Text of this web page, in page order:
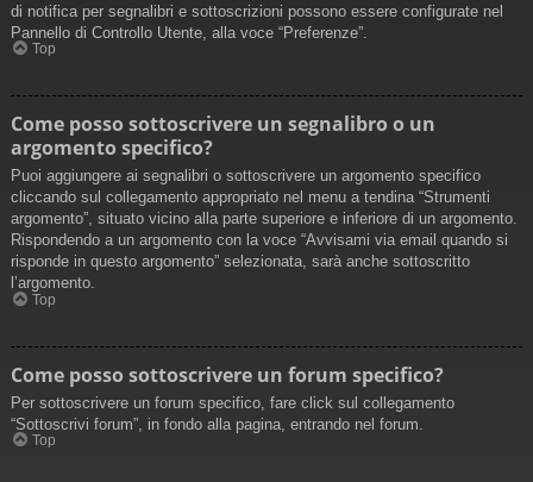
di notifica per segnalibri e sottoscrizioni possono essere configurate nel
Pannello di Controllo Utente, alla voce “Preferenze”.
Top
Come posso sottoscrivere un segnalibro o un
argomento specifico?
Puoi aggiungere ai segnalibri o sottoscrivere un argomento specifico
cliccando sul collegamento appropriato nel menu a tendina “Strumenti
argomento”, situato vicino alla parte superiore e inferiore di un argomento.
Rispondendo a un argomento con la voce “Avvisami via email quando si
risponde in questo argomento” selezionata, sarà anche sottoscritto
l’argomento.
Top
Come posso sottoscrivere un forum specifico?
Per sottoscrivere un forum specifico, fare click sul collegamento
“Sottoscrivi forum”, in fondo alla pagina, entrando nel forum.
Top